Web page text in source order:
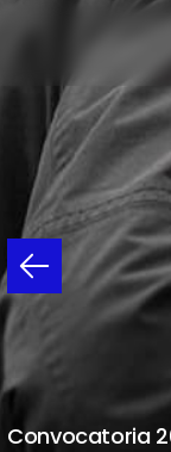
HASTA
Convocatoria